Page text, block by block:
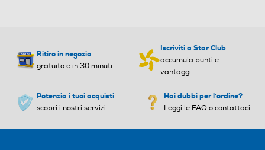
Ritiro in negozio
gratuito e in 30 minuti
Iscriviti a Star Club
accumula punti e
vantaggi
Potenzia i tuoi acquisti
scopri i nostri servizi
Hai dubbi per l'ordine?
Leggi le FAQ o contattaci